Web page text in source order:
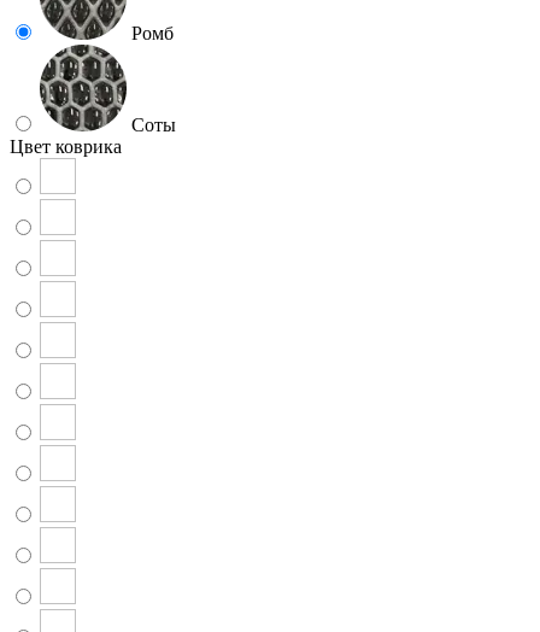
Ромб
Соты
Цвет коврика